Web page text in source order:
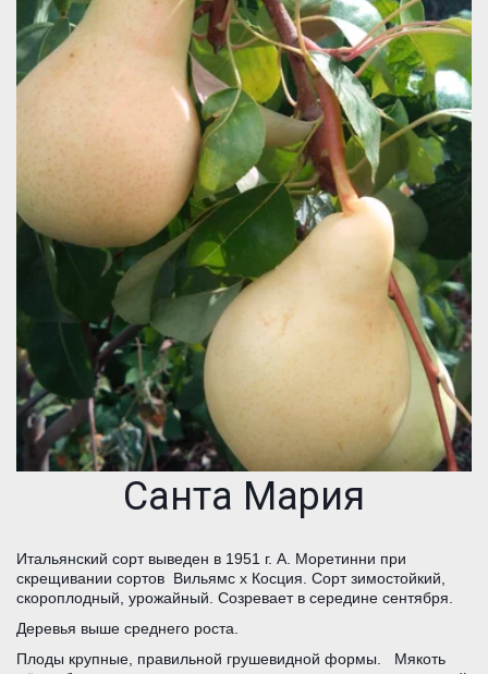
Санта Мария
Итальянский сорт выведен в 1951 г. А. Моретинни при
скрещивании сортов  Вильямс х Косция. Сорт зимостойкий,
скороплодный, урожайный. Созревает в середине сентября.
Деревья выше среднего роста.
Плоды крупные, правильной грушевидной формы.   Мякоть